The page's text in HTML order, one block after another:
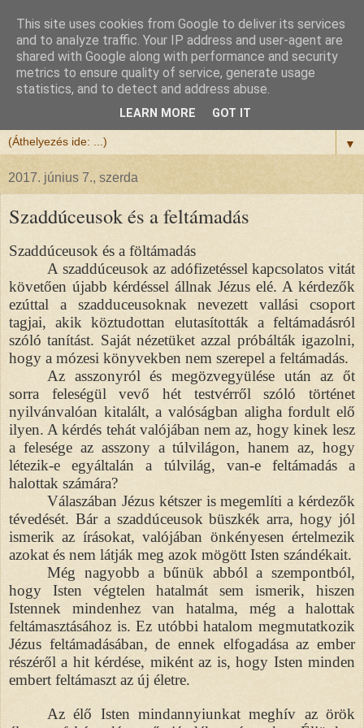
Félix atya
Szeretettel köszöntöm a honlapomra ellátogatót.
▼
2017. június 7., szerda
Szaddúceusok és a feltámadás
Szaddúceusok és a föltámadás
A szaddúceusok az adófizetéssel kapcsolatos vitát
követően újabb kérdéssel állnak Jézus elé. A kérdezők
ezúttal a szadduceusoknak nevezett vallási csoport
tagjai, akik köztudottan elutasították a feltámadásról
szóló tanítást. Saját nézetüket azzal próbálták igazolni,
hogy a mózesi könyvekben nem szerepel a feltámadás.
Az asszonyról és megözvegyülése után az őt
sorra feleségül vevő hét testvérről szóló történet
nyilvánvalóan kitalált, a valóságban aligha fordult elő
ilyen. A kérdés tehát valójában nem az, hogy kinek lesz
a felesége az asszony a túlvilágon, hanem az, hogy
létezik-e egyáltalán a túlvilág, van-e feltámadás a
halottak számára?
Válaszában Jézus kétszer is megemlíti a kérdezők
tévedését. Bár a szaddúceusok büszkék arra, hogy jól
ismerik az írásokat, valójában önkényesen értelmezik
azokat és nem látják meg azok mögött Isten szándékait.
Még nagyobb a bűnük abból a szempontból,
hogy Isten végtelen hatalmát sem ismerik, hiszen
Istennek mindenhez van hatalma, még a halottak
feltámasztásához is. Ez utóbbi hatalom megmutatkozik
Jézus feltámadásában, de ennek elfogadása az ember
részéről a hit kérdése, miként az is, hogy Isten minden
embert feltámaszt az új életre.
Az élő Isten mindannyiunkat meghív az örök
This site uses cookies from Google to deliver its services
and to analyze traffic. Your IP address and user-agent are
shared with Google along with performance and security
metrics to ensure quality of service, generate usage
statistics, and to detect and address abuse.
LEARN MORE GOT IT